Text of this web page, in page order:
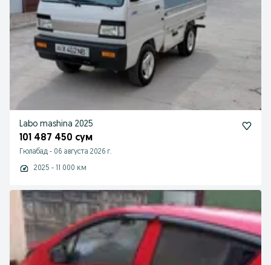
Labo mashina 2025
101 487 450 сум
Гюлабад - 06 августа 2026 г.
2025 - 11 000 км